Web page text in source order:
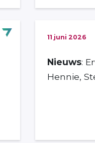
11 juni 2026
Nieuws:
Hennie,